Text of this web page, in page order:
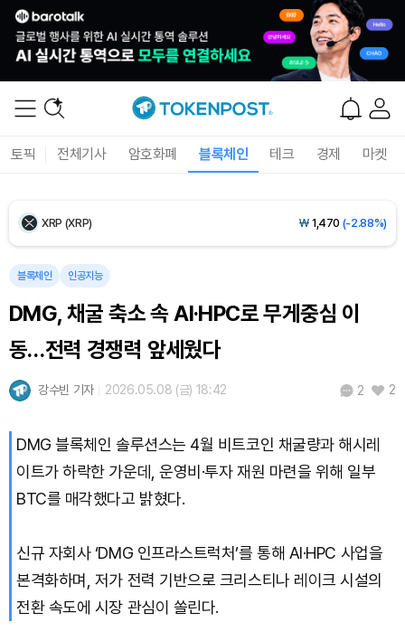
토픽 전체기사 암호화폐 블록체인 테크 경제 마켓
Tether USDt (USDT) ₩1,421(+0.01%)
Solana (SOL) ₩103,591(-1.70%)
TRON (TRX)
Hyperliquid (HYPE) ₩79,666(-1.38%)
Dogecoin (DOGE)
블록체인 인공지능
DMG, 채굴 축소 속 AI·HPC로 무게중심 이
동…전력 경쟁력 앞세웠다
강수빈 기자 2026.05.08 (금) 18:42 2 2
DMG 블록체인 솔루션스는 4월 비트코인 채굴량과 해시레
이트가 하락한 가운데, 운영비·투자 재원 마련을 위해 일부
BTC를 매각했다고 밝혔다.
신규 자회사 ‘DMG 인프라스트럭처’를 통해 AI·HPC 사업을
본격화하며, 저가 전력 기반으로 크리스티나 레이크 시설의
전환 속도에 시장 관심이 쏠린다.